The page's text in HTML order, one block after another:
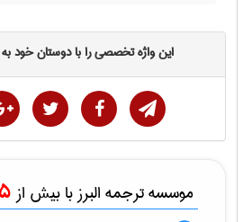
این واژه تخصصی را با دوستان خود
موسسه ترجمه البرز با بیش از